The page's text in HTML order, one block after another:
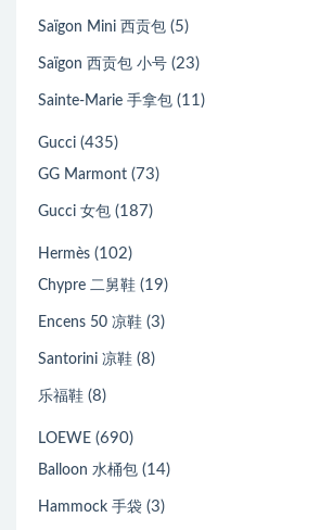
Saïgon Mini 西贡包 (5)
Saïgon 西贡包 小号 (23)
Sainte-Marie 手拿包 (11)
Gucci (435)
GG Marmont (73)
Gucci 女包 (187)
Hermès (102)
Chypre 二舅鞋 (19)
Encens 50 凉鞋 (3)
Santorini 凉鞋 (8)
乐福鞋 (8)
LOEWE (690)
Balloon 水桶包 (14)
Hammock 手袋 (3)